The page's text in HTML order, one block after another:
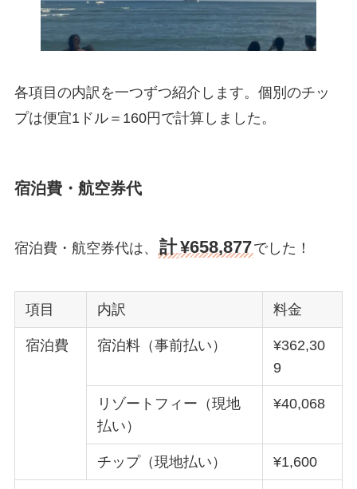
各項目の内訳を一つずつ紹介します。個別のチッ
プは便宜1ドル＝160円で計算しました。
宿泊費・航空券代
宿泊費・航空券代は、 計¥658,877でした！
項目 内訳 料金
宿泊費 宿泊料（事前払い）
¥362,30
9
リゾートフィー（現地
払い）
¥40,068
チップ（現地払い） ¥1,600